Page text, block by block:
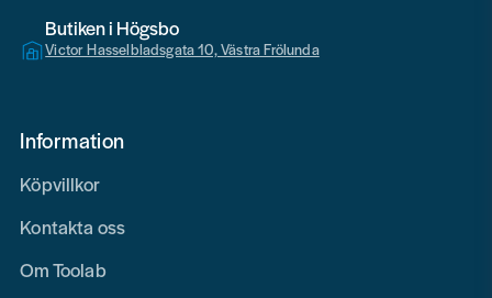
Butiken i Högsbo
Victor Hasselbladsgata 10, Västra Frölunda
Information
Köpvillkor
Kontakta oss
Om Toolab